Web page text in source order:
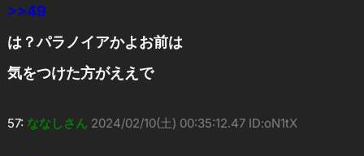
>>49
は？パラノイアかよお前は
気をつけた方がええで
57: ななしさん 2024/02/10(土) 00:35:12.47 ID:oN1tX